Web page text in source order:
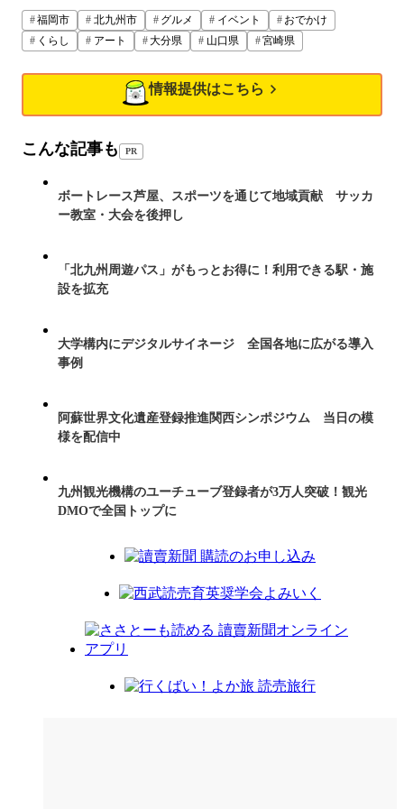
福岡市 北九州市 グルメ イベント
おでかけ
くらし
アート 大分県 山口県 宮崎県
情報提供はこちら
こんな記事も PR
ボートレース芦屋、スポーツを通じて地域貢献 サッカ
ー教室・大会を後押し
「北九州周遊パス」がもっとお得に！利用できる駅・施
設を拡充
大学構内にデジタルサイネージ 全国各地に広がる導入
事例
阿蘇世界文化遺産登録推進関西シンポジウム 当日の模
様を配信中
九州観光機構のユーチューブ登録者が3万人突破！観光
DMOで全国トップに